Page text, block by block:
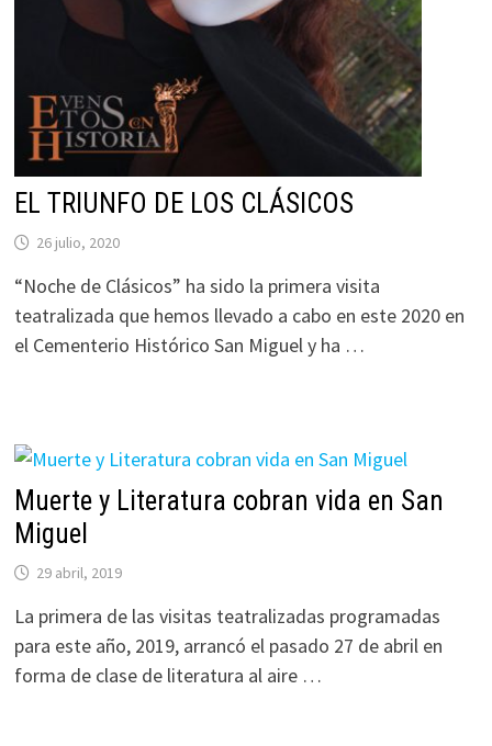
EL TRIUNFO DE LOS CLÁSICOS
26 julio, 2020
“Noche de Clásicos” ha sido la primera visita
teatralizada que hemos llevado a cabo en este 2020 en
el Cementerio Histórico San Miguel y ha …
Muerte y Literatura cobran vida en San
Miguel
29 abril, 2019
La primera de las visitas teatralizadas programadas
para este año, 2019, arrancó el pasado 27 de abril en
forma de clase de literatura al aire …